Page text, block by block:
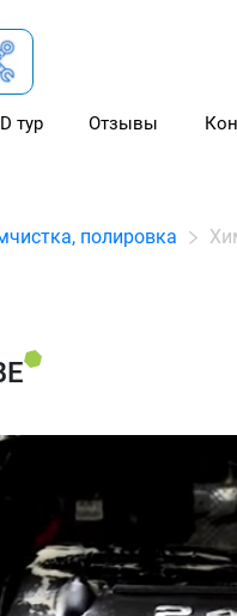
тур Отзывы
полировка